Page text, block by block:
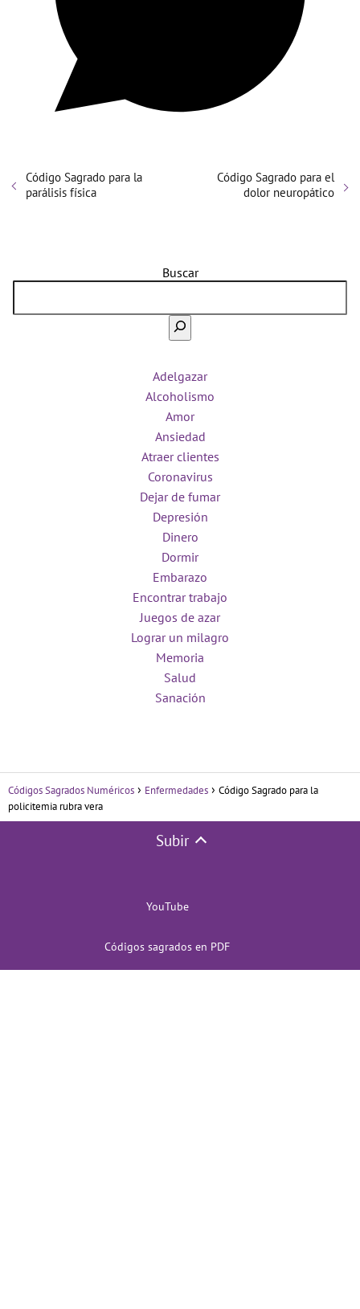
Código Sagrado para la
parálisis física
Código Sagrado para el
dolor neuropático
Buscar
Adelgazar
Alcoholismo
Amor
Ansiedad
Atraer clientes
Coronavirus
Dejar de fumar
Depresión
Dinero
Dormir
Embarazo
Encontrar trabajo
Juegos de azar
Lograr un milagro
Memoria
Salud
Sanación
Códigos Sagrados Numéricos Enfermedades
Código Sagrado para la
policitemia rubra vera
Subir
YouTube
Códigos sagrados en PDF